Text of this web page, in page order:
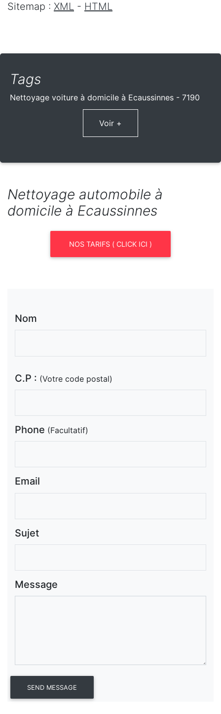
Sitemap : XML - HTML
Tags
Nettoyage voiture à domicile à Ecaussinnes - 7190
Voir +
Nettoyage automobile à
domicile à Ecaussinnes
NOS TARIFS ( CLICK ICI )
Nom
C.P : (Votre code postal)
Phone (Facultatif)
Email
Sujet
Message